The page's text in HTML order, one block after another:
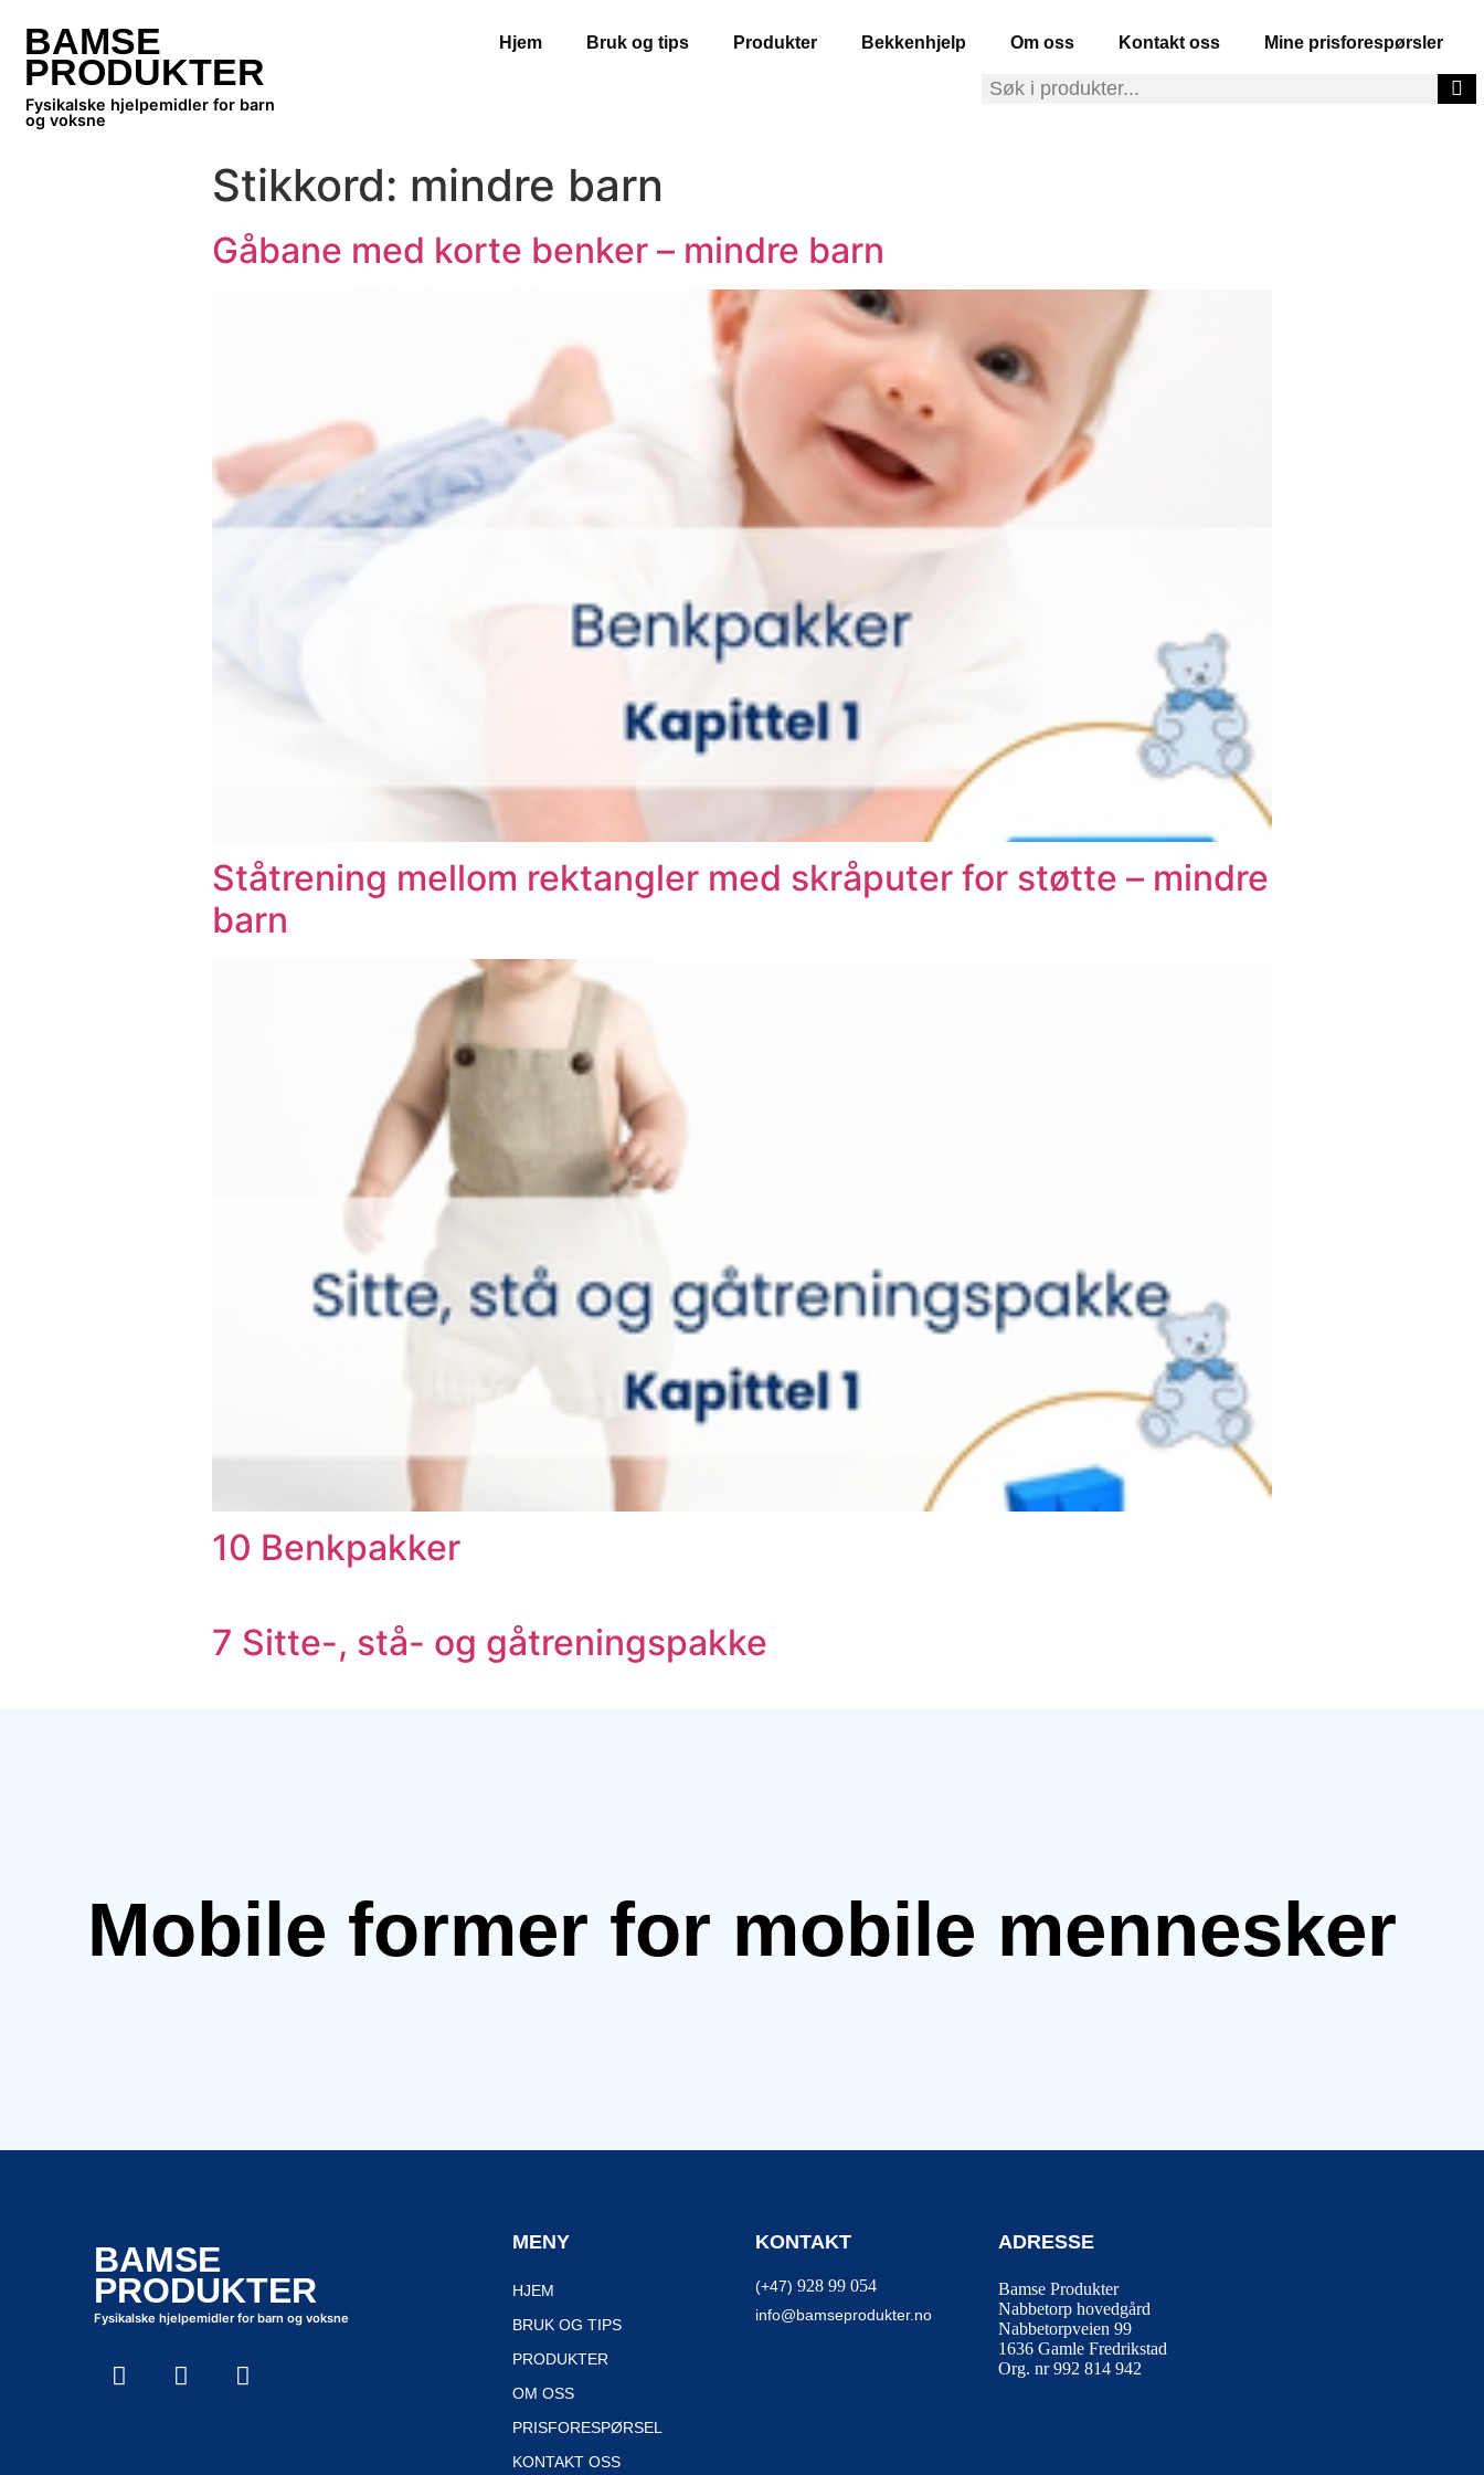
BAMSE
PRODUKTER
Fysikalske hjelpemidler for barn
og voksne
Hjem Bruk og tips Produkter Bekkenhjelp Om oss Kontakt oss Mine prisforespørsler
Stikkord: mindre barn
Gåbane med korte benker – mindre barn
Ståtrening mellom rektangler med skråputer for støtte – mindre
barn
10 Benkpakker
7 Sitte-, stå- og gåtreningspakke
Mobile former for mobile mennesker
BAMSE
PRODUKTER
Fysikalske hjelpemidler for barn og voksne
MENY
HJEM
BRUK OG TIPS
PRODUKTER
OM OSS
PRISFORESPØRSEL
KONTAKT OSS
KONTAKT
(+47) 928 99 054
info@bamseprodukter.no
ADRESSE
Bamse Produkter
Nabbetorp hovedgård
Nabbetorpveien 99
1636 Gamle Fredrikstad
Org. nr 992 814 942